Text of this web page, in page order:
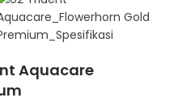
Aquacare